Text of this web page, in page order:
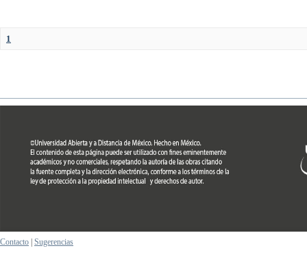
1
Contacto Sugerencias